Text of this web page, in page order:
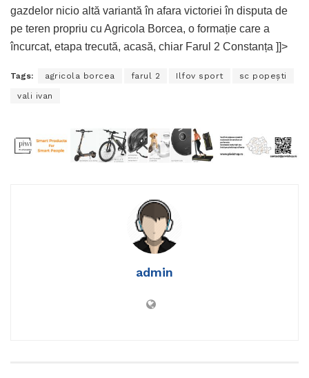
gazdelor nicio altă variantă în afara victoriei în disputa de
pe teren propriu cu Agricola Borcea, o formație care a
încurcat, etapa trecută, acasă, chiar Farul 2 Constanța ]]>
Tags: agricola borcea farul 2 Ilfov sport sc popeşti
vali ivan
admin